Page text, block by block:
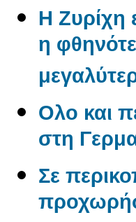
Η Ζυρίχη
η
Ολο και
στη
Σε